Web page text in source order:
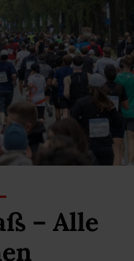
– Alle